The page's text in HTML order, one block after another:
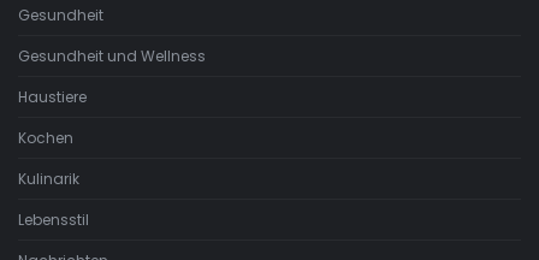
Gesundheit
Gesundheit und Wellness
Haustiere
Kochen
Kulinarik
Lebensstil